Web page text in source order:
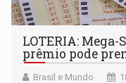
LOTERIA:
prêmio pode
Brasil e Mundo